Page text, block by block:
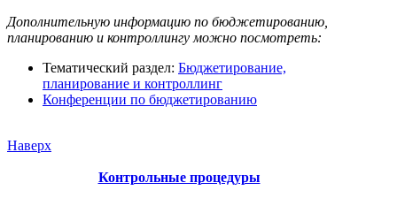
Дополнительную информацию по бюджетированию,
планированию и контроллингу можно посмотреть:
Тематический раздел: Бюджетирование,
планирование и контроллинг
Конференции по бюджетированию
Наверх
Контрольные процедуры